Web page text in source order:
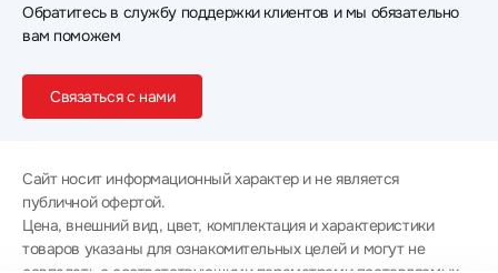
Обратитесь в службу поддержки клиентов и мы обязательно
вам поможем
Связаться с нами
Сайт носит информационный характер и не является
публичной офертой.
Цена, внешний вид, цвет, комплектация и характеристики
товаров указаны для ознакомительных целей и могут не